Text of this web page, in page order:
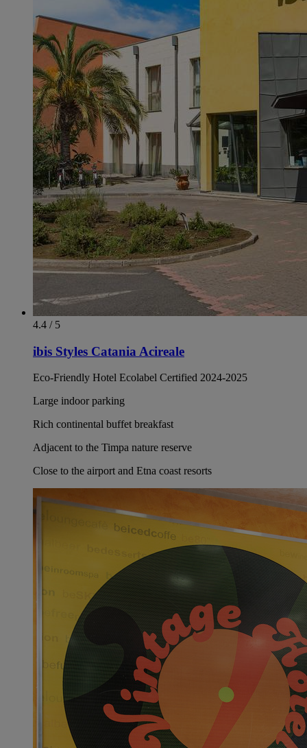
4.4 / 5
ibis Styles Catania Acireale
Eco-Friendly Hotel Ecolabel Certified 2024-2025
Large indoor parking
Rich continental buffet breakfast
Adjacent to the Timpa nature reserve
Close to the airport and Etna coast resorts